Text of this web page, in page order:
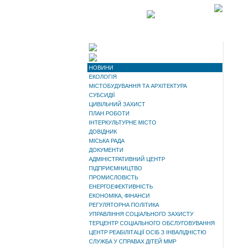
НОВИНИ
ЕКОЛОГІЯ
МІСТОБУДУВАННЯ ТА АРХІТЕКТУРА
СУБСИДІЇ
ЦИВІЛЬНИЙ ЗАХИСТ
ПЛАН РОБОТИ
ІНТЕРКУЛЬТУРНЕ МІСТО
ДОВІДНИК
МІСЬКА РАДА
ДОКУМЕНТИ
АДМІНІСТРАТИВНИЙ ЦЕНТР
ПІДПРИЄМНИЦТВО
ПРОМИСЛОВІСТЬ
ЕНЕРГОЕФЕКТИВНІСТЬ
ЕКОНОМІКА, ФІНАНСИ
РЕГУЛЯТОРНА ПОЛІТИКА
УПРАВЛІННЯ СОЦІАЛЬНОГО ЗАХИСТУ
ТЕРЦЕНТР СОЦІАЛЬНОГО ОБСЛУГОВУВАННЯ
ЦЕНТР РЕАБІЛІТАЦІЇ ОСІБ З ІНВАЛІДНІСТЮ
СЛУЖБА У СПРАВАХ ДІТЕЙ ММР